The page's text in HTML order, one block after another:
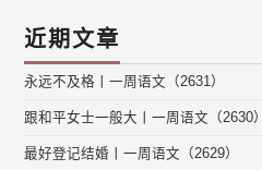
近期文章
永远不及格丨一周语文（2631）
跟和平女士一般大丨一周语文（2630）
最好登记结婚丨一周语文（2629）